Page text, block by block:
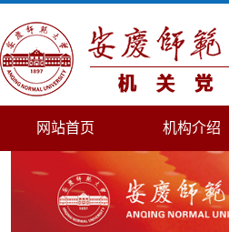
网站首页 机构介绍